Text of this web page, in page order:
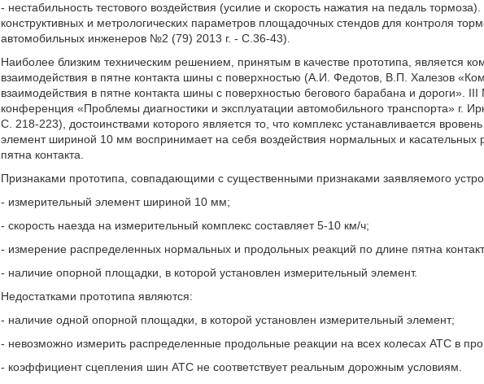
- нестабильность тестового воздействия (усилие и скорость нажатия на педаль
конструктивных и метрологических параметров площадочных стендов для контроля
автомобильных инженеров №2 (79) 2013 г. - С.36-43).
Наиболее близким техническим решением, принятым в качестве прототипа, является
взаимодействия в пятне контакта шины с поверхностью (А.И. Федотов, В.П. Халезов
взаимодействия в пятне контакта шины с поверхностью бегового барабана и дороги».
конференция «Проблемы диагностики и эксплуатации автомобильного транспорта» г.
С. 218-223), достоинствами которого является то, что комплекс устанавливается
элемент шириной 10 мм воспринимает на себя воздействия нормальных и касательных
пятна контакта.
Признаками прототипа, совпадающими с существенными признаками заявляемого
- измерительный элемент шириной 10 мм;
- скорость наезда на измерительный комплекс составляет 5-10 км/ч;
- измерение распределенных нормальных и продольных реакций по длине пятна
- наличие опорной площадки, в которой установлен измерительный элемент.
Недостатками прототипа являются:
- наличие одной опорной площадки, в которой установлен измерительный элемент;
- невозможно измерить распределенные продольные реакции на всех колесах АТС в
- коэффициент сцепления шин АТС не соответствует реальным дорожным условиям.